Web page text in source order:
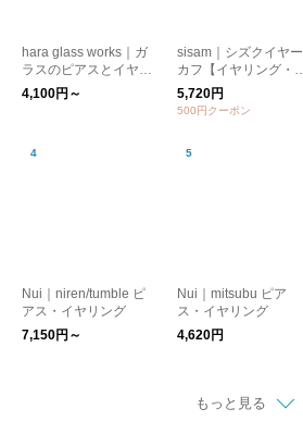
hara glass works｜ガ
ラスのピアスとイヤリ
ング（○□）【ピア
ス・イヤリング】【プ
4,100円～
sisam｜シズクイヤー
カフ【イヤリング・ピ
アス】【フォーマル】
【ギフトおすすめ】
5,720円
500円クーポン
Nui｜niren/tumble ピ
アス・イヤリング
7,150円～
Nui｜mitsubu ピア
ス・イヤリング
4,620円
もっと見る